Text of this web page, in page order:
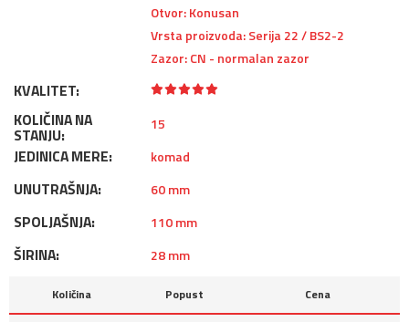
Otvor: Konusan
Vrsta proizvoda: Serija 22 / BS2-2
Zazor: CN - normalan zazor
KVALITET:
KOLIČINA NA
STANJU:
15
JEDINICA MERE: komad
UNUTRAŠNJA: 60 mm
SPOLJAŠNJA: 110 mm
ŠIRINA: 28 mm
Količina Popust Cena